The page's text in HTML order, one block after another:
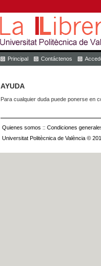
Principal Contáctenos
AYUDA
Para cualquier duda puede ponerse en
Quienes somos :: Condiciones
Universitat Politècnica de València ©